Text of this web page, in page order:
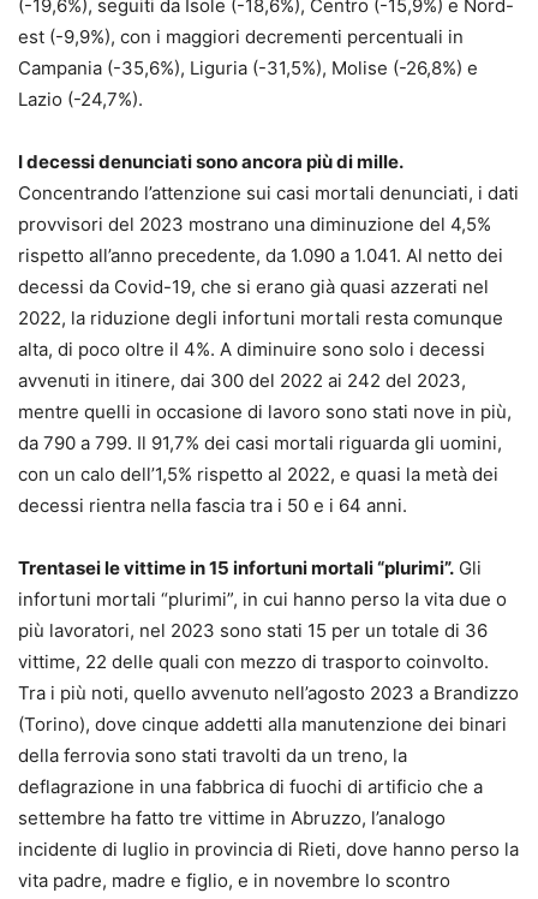
(-19,6%), seguiti da Isole (-18,6%), Centro (-15,9%) e Nord-
est (-9,9%), con i maggiori decrementi percentuali in
Campania (-35,6%), Liguria (-31,5%), Molise (-26,8%) e
Lazio (-24,7%).
I decessi denunciati sono ancora più di mille.
Concentrando l’attenzione sui casi mortali denunciati, i dati
provvisori del 2023 mostrano una diminuzione del 4,5%
rispetto all’anno precedente, da 1.090 a 1.041. Al netto dei
decessi da Covid-19, che si erano già quasi azzerati nel
2022, la riduzione degli infortuni mortali resta comunque
alta, di poco oltre il 4%. A diminuire sono solo i decessi
avvenuti in itinere, dai 300 del 2022 ai 242 del 2023,
mentre quelli in occasione di lavoro sono stati nove in più,
da 790 a 799. Il 91,7% dei casi mortali riguarda gli uomini,
con un calo dell’1,5% rispetto al 2022, e quasi la metà dei
decessi rientra nella fascia tra i 50 e i 64 anni.
Trentasei le vittime in 15 infortuni mortali “plurimi”. Gli
infortuni mortali “plurimi”, in cui hanno perso la vita due o
più lavoratori, nel 2023 sono stati 15 per un totale di 36
vittime, 22 delle quali con mezzo di trasporto coinvolto.
Tra i più noti, quello avvenuto nell’agosto 2023 a Brandizzo
(Torino), dove cinque addetti alla manutenzione dei binari
della ferrovia sono stati travolti da un treno, la
deflagrazione in una fabbrica di fuochi di artificio che a
settembre ha fatto tre vittime in Abruzzo, l’analogo
incidente di luglio in provincia di Rieti, dove hanno perso la
vita padre, madre e figlio, e in novembre lo scontro